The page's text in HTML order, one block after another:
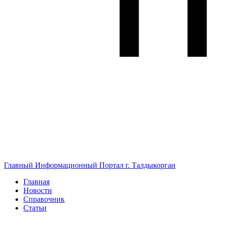
Главный Информационный Портал г. Талдыкорган
Главная
Новости
Справочник
Статьи